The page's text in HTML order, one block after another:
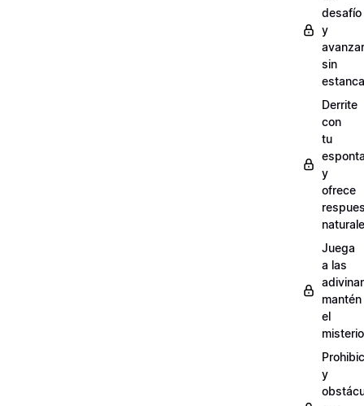
desafío
y
avanzar
sin
Derrite
con
tu
y
ofrece
Juega
a las
mantén
el
misterio
y